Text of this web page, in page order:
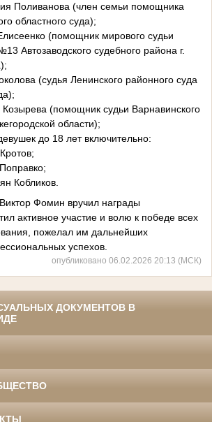
Поливанова (член семьи помощника
областного суда);
(помощник мирового судьи
Автозаводского судебного района г.
(судья Ленинского районного суда
(помощник судьи Варнавинского
области);
до 18 лет включительно:
Кобликов.
Фомин вручил награды
активное участие и волю к победе всех
пожелал им дальнейших
успехов.
опубликовано 06.02.2026 20:13 (МСК)
ДОКУМЕНТОВ В